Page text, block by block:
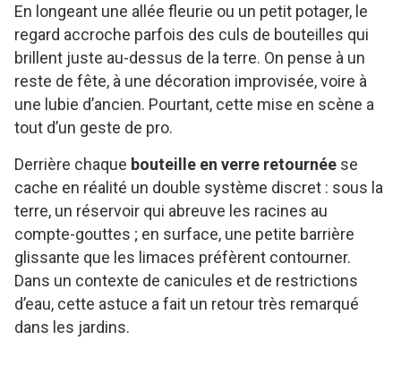
En longeant une allée fleurie ou un petit potager, le
regard accroche parfois des culs de bouteilles qui
brillent juste au-dessus de la terre. On pense à un
reste de fête, à une décoration improvisée, voire à
une lubie d’ancien. Pourtant, cette mise en scène a
tout d’un geste de pro.
Derrière chaque bouteille en verre retournée se
cache en réalité un double système discret : sous la
terre, un réservoir qui abreuve les racines au
compte-gouttes ; en surface, une petite barrière
glissante que les limaces préfèrent contourner.
Dans un contexte de canicules et de restrictions
d’eau, cette astuce a fait un retour très remarqué
dans les jardins.